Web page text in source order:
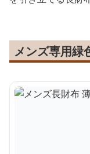
メンズ専用緑